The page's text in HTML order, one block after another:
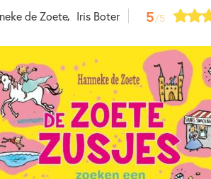
de Zoete Iris Boter 5/5